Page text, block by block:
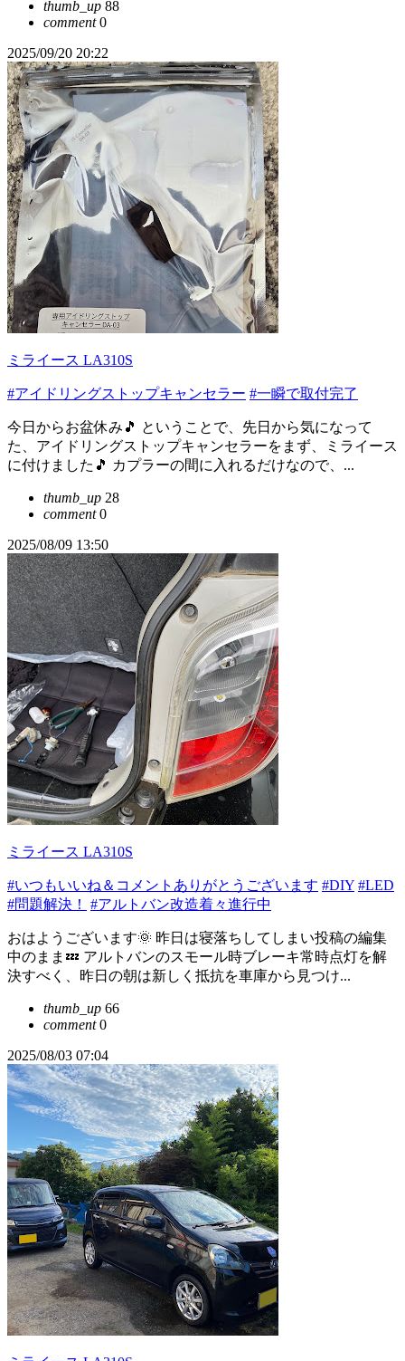
thumb_up 88
comment0
2025/09/20 20:22
ミライース LA310S
#アイドリングストップキャンセラー #一瞬で取付完了
今日からお盆休み🎵 ということで、先日から気になって
た、アイドリングストップキャンセラーをまず、ミライース
に付けました🎵 カプラーの間に入れるだけなので、...
thumb_up 28
comment0
2025/08/09 13:50
ミライース LA310S
#いつもいいね＆コメントありがとうございます #DIY #LED
#問題解決！
#アルトバン改造着々進行中
おはようございます🌞 昨日は寝落ちしてしまい投稿の編集
中のまま💤 アルトバンのスモール時ブレーキ常時点灯を解
決すべく、昨日の朝は新しく抵抗を車庫から見つけ...
thumb_up 66
comment0
2025/08/03 07:04